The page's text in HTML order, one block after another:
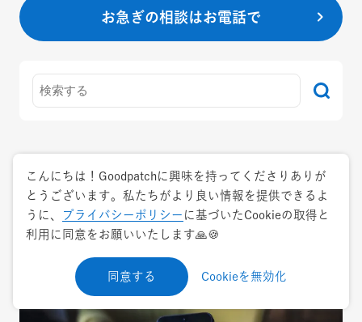
お急ぎの相談はお電話で
Next
Related pages
こんにちは！Goodpatchに興味を持ってくださりありが
とうございます。私たちがより良い情報を提供できるよ
うに、
プライバシーポリシー に基づいたCookieの取得と
利用に同意をお願いいたします🙏🍪
同意する Cookieを無効化